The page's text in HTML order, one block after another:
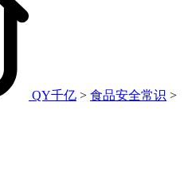
QY千亿 > 食品安全常识 >